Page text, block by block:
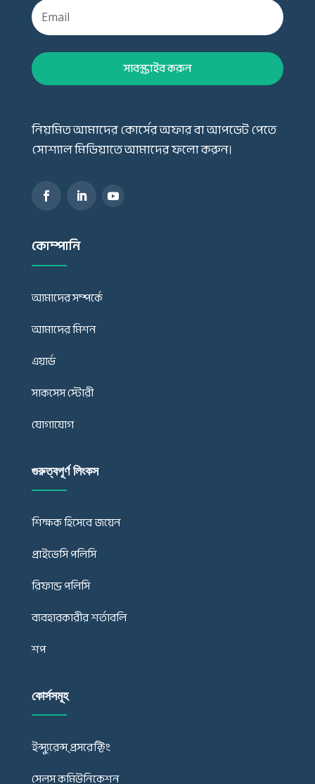
সাবস্ক্রাইব করুন
নিয়মিত আমাদের কোর্সের অফার বা আপডেট পেতে
সোশ্যাল মিডিয়াতে আমাদের ফলো করুন।
কোম্পানি
আমাদের সম্পর্কে
আমাদের মিশন
এয়ার্ড
সাকসেস স্টোরী
যোগাযোগ
গুরুত্বপূর্ণ লিংকস
শিক্ষক হিসেবে জয়েন
প্রাইভেসি পলিসি
রিফান্ড পলিসি
ব্যবহারকারীর শর্তাবলি
শপ
কোর্সসমূহ
ইন্স্যুরেন্স্ প্রসরেক্টিং
সেলস কমিউনিকেশন